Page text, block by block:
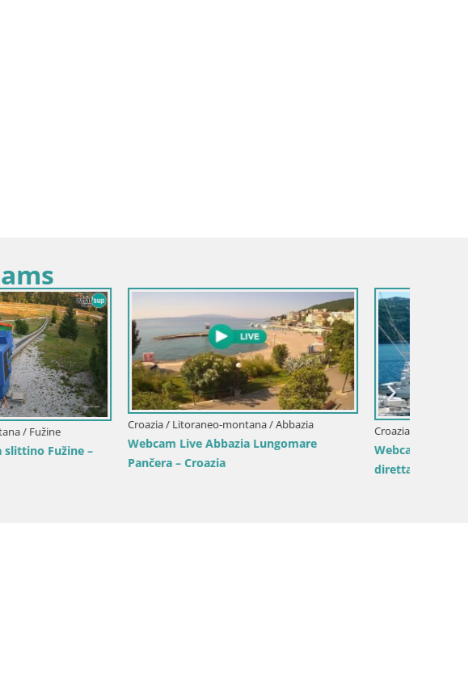
montana / Abbazia
Abbazia Lungomare
Croazia / Litoraneo-montana / Abbazia
Webcam Marina Volosko – Porto Mul in
diretta | Abbazia